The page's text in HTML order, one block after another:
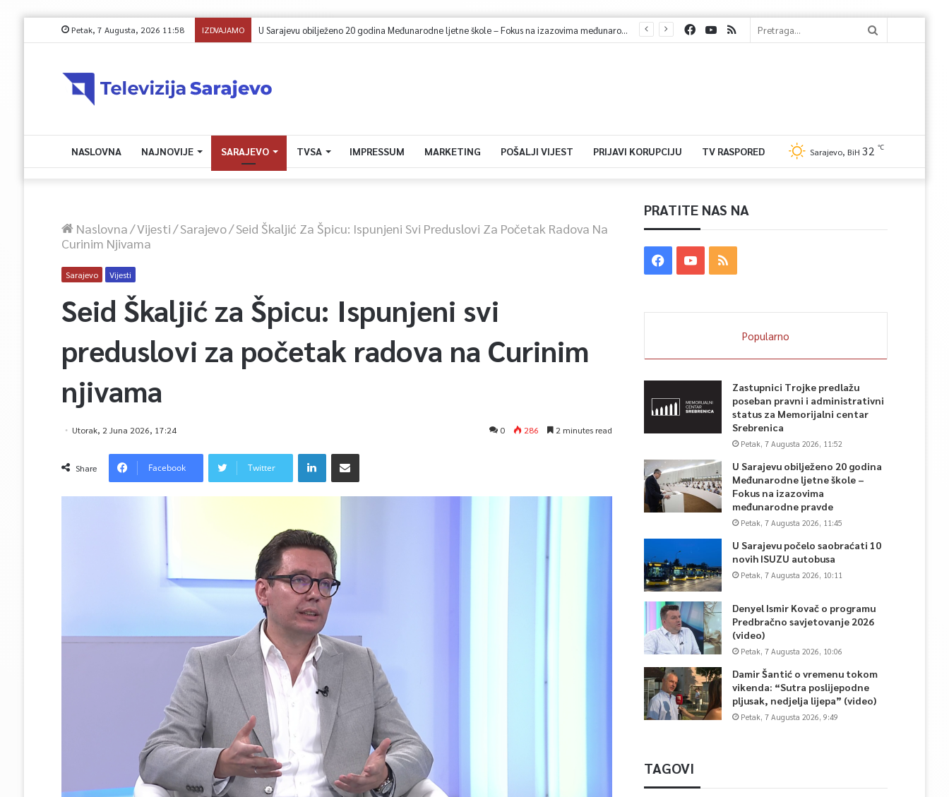
Petak, 7 Augusta, 2026 11:58 IZDVAJAMO U Sarajevu počelo saobraćati 10 novih ISUZU autobusa
NASLOVNA NAJNOVIJE SARAJEVO TVSA IMPRESSUM MARKETING POŠALJI VIJEST PRIJAVI KORUPCIJU TV RASPORED Sarajevo, BiH 32 ℃
Naslovna/Vijesti/Sarajevo/Seid Škaljić Za Špicu: Ispunjeni Svi Preduslovi Za Početak Radova Na
Curinim Njivama
Sarajevo Vijesti
Seid Škaljić za Špicu: Ispunjeni svi
preduslovi za početak radova na Curinim
njivama
Utorak, 2 Juna 2026, 17:24 0 286 2 minutes read
Share Facebook Twitter
PRATITE NAS NA
Popularno
Zastupnici Trojke predlažu
poseban pravni i administrativni
status za Memorijalni centar
Srebrenica
Petak, 7 Augusta 2026, 11:52
U Sarajevu obilježeno 20 godina
Međunarodne ljetne škole –
Fokus na izazovima
međunarodne pravde
Petak, 7 Augusta 2026, 11:45
U Sarajevu počelo saobraćati 10
novih ISUZU autobusa
Petak, 7 Augusta 2026, 10:11
Denyel Ismir Kovač o programu
Predbračno savjetovanje 2026
(video)
Petak, 7 Augusta 2026, 10:06
Damir Šantić o vremenu tokom
vikenda: “Sutra poslijepodne
pljusak, nedjelja lijepa” (video)
Petak, 7 Augusta 2026, 9:49
TAGOVI